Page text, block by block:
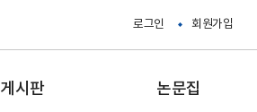
로그인 회원가입
게시판 논문집